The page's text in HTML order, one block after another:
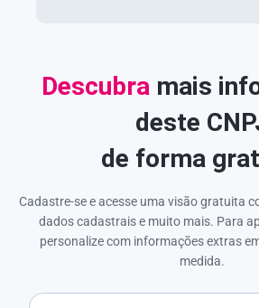
Descubramais
deste
de forma
Cadastre-se e acesse uma visão gratuita
dados cadastrais e muito mais. Para
personalize com informações extras
medida.